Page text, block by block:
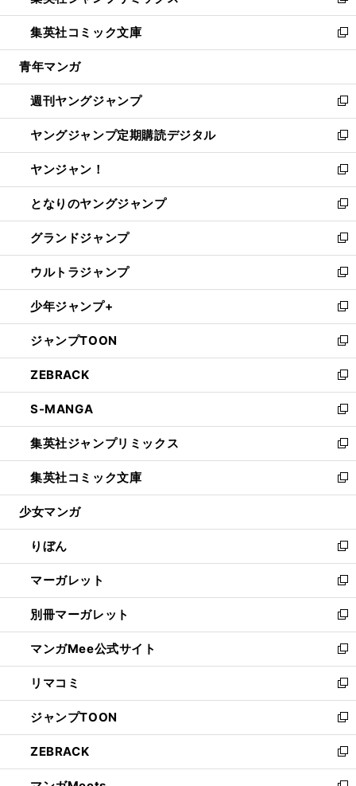
開
く
ウ
で
開
ン
ド
ウ
開
く
ウ
ィ
ン
ウ
で
開
く
し
い
ウ
ン
ド
ウ
で
開
く
集英社コミック文庫
新
し
ウ
ィ
ン
ド
ウ
で
開
く
青年マンガ
週刊ヤングジャンプ
新
し
い
ウ
ィ
ン
ド
ウ
で
開
く
ヤングジャンプ定期購読デジタル
新
し
い
ウ
ィ
ン
ド
ウ
で
開
く
ヤンジャン！
新
し
い
ウ
ィ
ン
ド
ウ
で
開
く
となりのヤングジャンプ
新
し
い
ウ
ィ
ン
ド
ウ
で
開
く
グランドジャンプ
新
し
い
ウ
ィ
ン
ド
ウ
で
開
く
ウルトラジャンプ
新
し
い
ウ
ィ
ン
ド
ウ
で
開
く
少年ジャンプ+
新
し
い
ウ
ィ
ン
ド
ウ
で
開
く
ジャンプTOON
新
し
い
ウ
ィ
ン
ド
ウ
で
開
ZEBRACK
新
し
い
ウ
ィ
ン
ド
ウ
開
く
S-MANGA
新
し
い
ウ
ィ
ン
ウ
で
開
く
集英社ジャンプリミックス
新
し
い
ウ
ン
ド
ウ
で
開
く
集英社コミック文庫
新
し
ウ
ィ
ン
ド
ウ
で
開
く
少女マンガ
りぼん
新
し
い
ウ
ィ
ン
ド
ウ
で
開
く
マーガレット
新
し
い
ウ
ィ
ン
ド
ウ
で
開
く
別冊マーガレット
新
し
い
ウ
ィ
ン
ド
ウ
で
開
マンガMee公式サイト
新
し
い
ウ
ィ
ン
ド
ウ
リマコミ
新
し
い
ウ
ィ
ン
ジャンプTOON
新
し
い
ウ
ZEBRACK
新
し